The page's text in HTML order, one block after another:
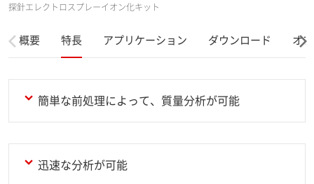
探針エレクトロスプレーイオン化キット
概要 特長 アプリケーション ダウンロード オ
簡単な前処理によって、質量分析が可能
迅速な分析が可能